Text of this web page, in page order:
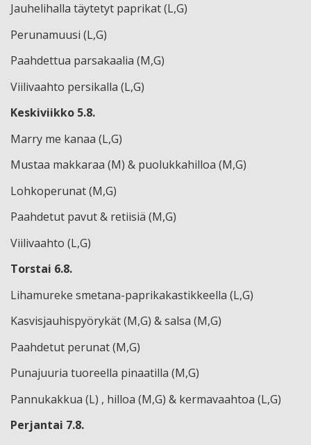
Jauhelihalla täytetyt paprikat (L,G)
Perunamuusi (L,G)
Paahdettua parsakaalia (M,G)
Viilivaahto persikalla (L,G)
Keskiviikko 5.8.
Marry me kanaa (L,G)
Mustaa makkaraa (M) & puolukkahilloa (M,G)
Lohkoperunat (M,G)
Paahdetut pavut & retiisiä (M,G)
Viilivaahto (L,G)
Torstai 6.8.
Lihamureke smetana-paprikakastikkeella (L,G)
Kasvisjauhispyörykät (M,G) & salsa (M,G)
Paahdetut perunat (M,G)
Punajuuria tuoreella pinaatilla (M,G)
Pannukakkua (L) , hilloa (M,G) & kermavaahtoa (L,G)
Perjantai 7.8.